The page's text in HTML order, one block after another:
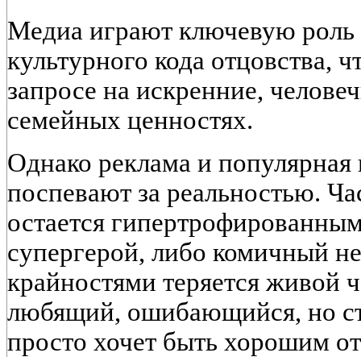
Медиа играют ключевую
культурного кода отцовства,
запросе на искренние,
семейных ценностях.
Однако реклама и популярная
поспевают за реальностью.
остается
супергерой, либо комичный
крайностями теряется живой
любящий, ошибающийся, но
просто хочет быть хорошим